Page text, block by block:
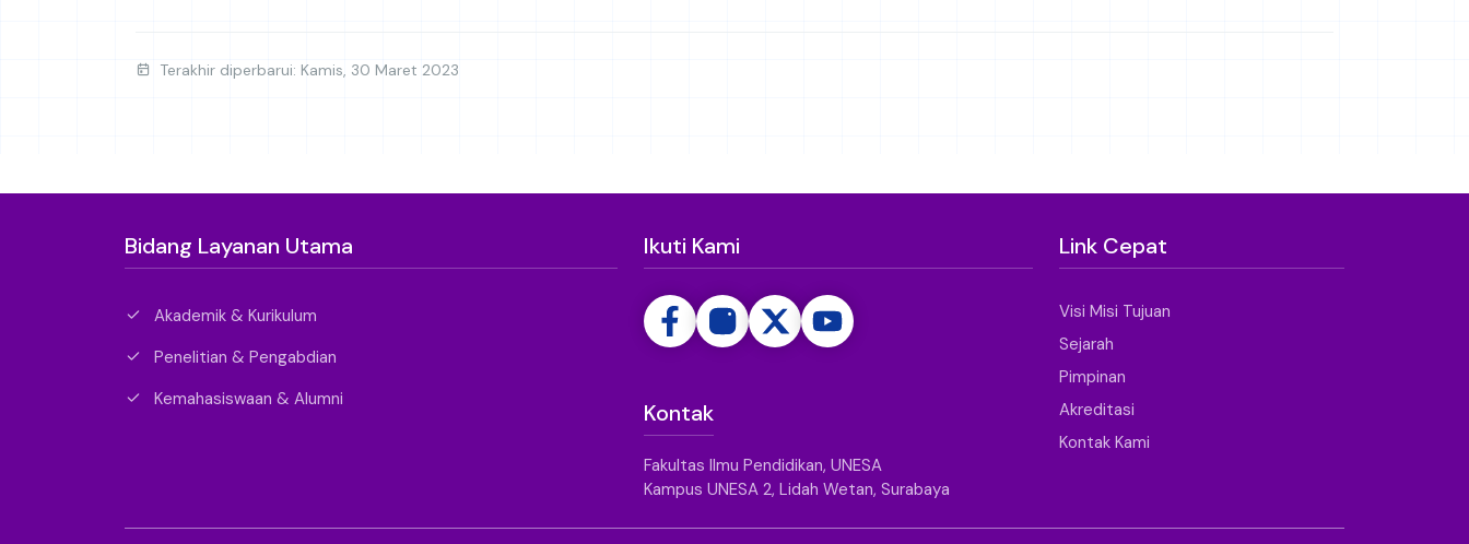
Terakhir diperbarui: Kamis, 30 Maret 2023
Bidang Layanan Utama
Akademik & Kurikulum
Penelitian & Pengabdian
Kemahasiswaan & Alumni
Ikuti Kami
Kontak
Fakultas Ilmu Pendidikan, UNESA
Kampus UNESA 2, Lidah Wetan, Surabaya
Link Cepat
Visi Misi Tujuan
Sejarah
Pimpinan
Akreditasi
Kontak Kami